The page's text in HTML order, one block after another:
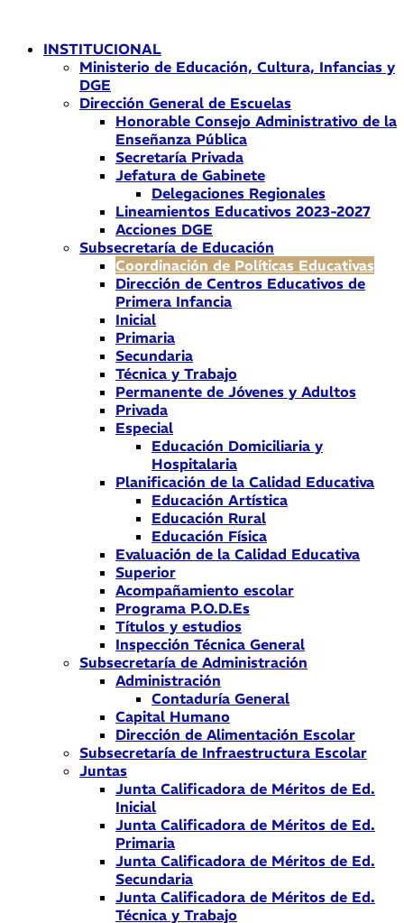
contenidoINSTITUCIONAL
Ministerio de Educación, Cultura, Infancias y
DGE
Dirección General de Escuelas
Honorable Consejo Administrativo de la
Enseñanza Pública
Secretaría Privada
Jefatura de Gabinete
Delegaciones Regionales
Lineamientos Educativos 2023-2027
Acciones DGE
Subsecretaría de Educación
Coordinación de Políticas Educativas
Dirección de Centros Educativos de
Primera Infancia
Inicial
Primaria
Secundaria
Técnica y Trabajo
Permanente de Jóvenes y Adultos
Privada
Especial
Educación Domiciliaria y
Hospitalaria
Planificación de la Calidad Educativa
Educación Artística
Educación Rural
Educación Física
Evaluación de la Calidad Educativa
Superior
Acompañamiento escolar
Programa P.O.D.Es
Títulos y estudios
Inspección Técnica General
Subsecretaría de Administración
Administración
Contaduría General
Capital Humano
Dirección de Alimentación Escolar
Subsecretaría de Infraestructura Escolar
Juntas
Junta Calificadora de Méritos de Ed.
Inicial
Junta Calificadora de Méritos de Ed.
Primaria
Junta Calificadora de Méritos de Ed.
Secundaria
Junta Calificadora de Méritos de Ed.
Técnica y Trabajo